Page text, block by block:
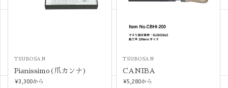
TSUBOSAN
Pianissimo(爪カンナ)
¥3,300から
TSUBOSAN
CANIBA
¥5,280から